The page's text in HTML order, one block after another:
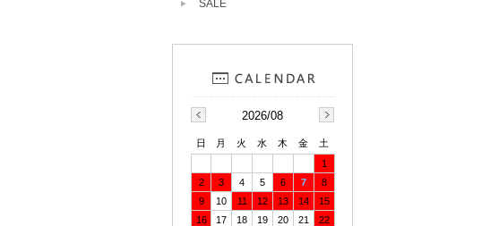
SALE
2026/08
日 月 火 水 木 金
土
1
2
3 4 5 6 7
8
9
10 11 12 13 14
15
16
17 18 19 20 21
22